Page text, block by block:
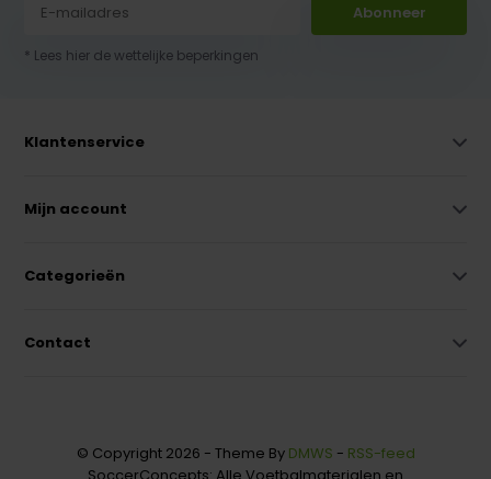
Abonneer
* Lees hier de wettelijke beperkingen
Klantenservice
Mijn account
Categorieën
Contact
© Copyright 2026 - Theme By DMWS - RSS-feed
SoccerConcepts: Alle Voetbalmaterialen en